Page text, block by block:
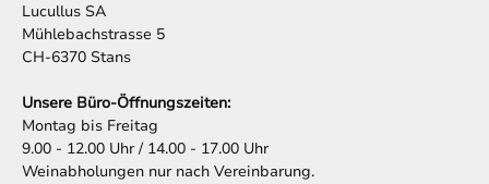
Lucullus SA
Mühlebachstrasse 5
CH-6370 Stans
Unsere Büro-Öffnungszeiten:
Montag bis Freitag
9.00 - 12.00 Uhr / 14.00 - 17.00 Uhr
Weinabholungen nur nach Vereinbarung.